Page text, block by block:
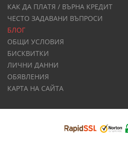
КАК ДА ПЛАТЯ / ВЪРНА КРЕДИТ
ЧЕСТО ЗАДАВАНИ ВЪПРОСИ
БЛОГ
ОБЩИ УСЛОВИЯ
БИСКВИТКИ
ЛИЧНИ ДАННИ
ОБЯВЛЕНИЯ
КАРТА НА САЙТА